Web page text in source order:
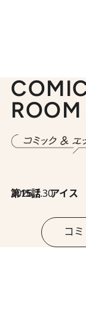
ROOM
2026.7.30
第15話 アイス
コ